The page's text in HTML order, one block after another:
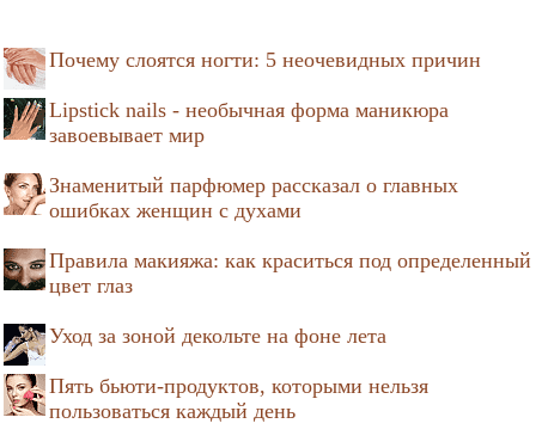
Почему слоятся ногти: 5 неочевидных причин
Lipstick nails - необычная форма маникюра
завоевывает мир
Знаменитый парфюмер рассказал о главных
ошибках женщин с духами
Правила макияжа: как краситься под определенный
цвет глаз
Уход за зоной декольте на фоне лета
Пять бьюти-продуктов, которыми нельзя
пользоваться каждый день